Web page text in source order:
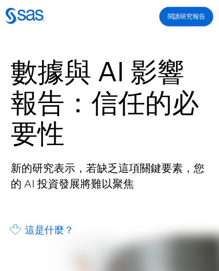
閱讀研究報告
數據與 AI 影響
報告：信任的必
要性
新的研究表示，若缺乏這項關鍵要素，您
的 AI 投資發展將難以聚焦
這是什麼？